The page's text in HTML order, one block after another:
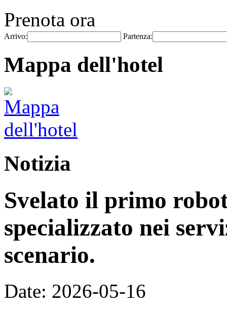
Prenota ora
Arrivo: Partenza:
Mappa dell'hotel
Notizia
Svelato il primo
specializzato nei
scenario.
Date: 2026-05-16